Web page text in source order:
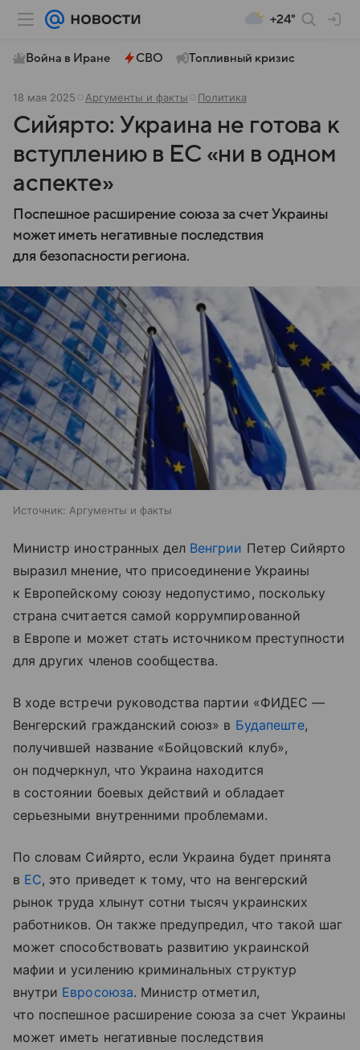
+24°
Война в Иране СВО Топливный кризис
18 мая 2025 Аргументы и факты Политика
Сийярто: Украина не готова к
вступлению в ЕС «ни в одном
аспекте»
Поспешное расширение союза за счет Украины
может иметь негативные последствия
для безопасности региона.
Источник: Аргументы и факты
Министр иностранных дел Венгрии Петер Сийярто
выразил мнение, что присоединение Украины
к Европейскому союзу недопустимо, поскольку
страна считается самой коррумпированной
в Европе и может стать источником преступности
для других членов сообщества.
В ходе встречи руководства партии «ФИДЕС —
Венгерский гражданский союз» в Будапеште,
получившей название «Бойцовский клуб»,
он подчеркнул, что Украина находится
в состоянии боевых действий и обладает
серьезными внутренними проблемами.
По словам Сийярто, если Украина будет принята
в ЕС, это приведет к тому, что на венгерский
рынок труда хлынут сотни тысяч украинских
работников. Он также предупредил, что такой шаг
может способствовать развитию украинской
мафии и усилению криминальных структур
внутри Евросоюза. Министр отметил,
что поспешное расширение союза за счет Украины
может иметь негативные последствия